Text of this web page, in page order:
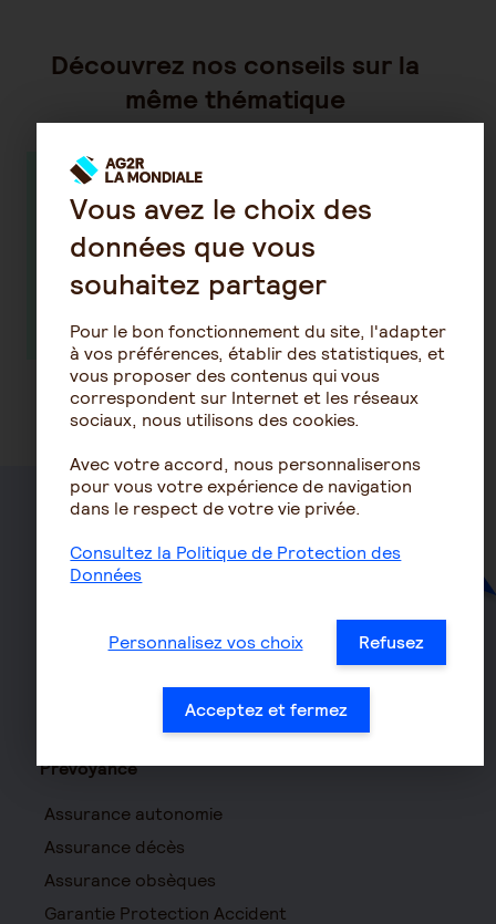
Découvrez nos conseils sur la
même thématique
Comment
choisir vos
unités de
compte
Comment lire le
reporting
mensuel d'un
OPC ?
En savoir plus
Mutuelle
Mutuelle TNS
Surcomplémentaire
Mutuelle non responsable
Prévoyance
Assurance autonomie
Assurance décès
Assurance obsèques
Garantie Protection Accident
Vous avez le choix des
données que vous
souhaitez partager
Pour le bon fonctionnement du site, l'adapter
à vos préférences, établir des statistiques, et
vous proposer des contenus qui vous
correspondent sur Internet et les réseaux
sociaux, nous utilisons des cookies.
Avec votre accord, nous personnaliserons
pour vous votre expérience de navigation
dans le respect de votre vie privée.
Consultez la Politique de Protection des
Données
Personnalisez vos choix Refusez
Acceptez et fermez